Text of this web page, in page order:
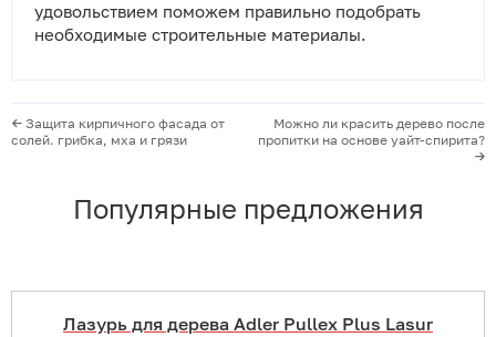
удовольствием поможем правильно подобрать
необходимые строительные материалы.
Защита кирпичного фасада от
солей. грибка, мха и грязи
Можно ли красить дерево после
пропитки на основе уайт-спирита?
Популярные предложения
Лазурь для дерева Adler Pullex Plus Lasur